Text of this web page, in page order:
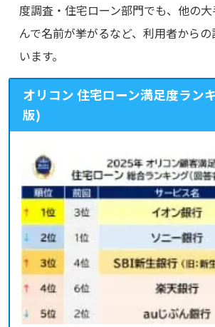
度調査・住宅ローン部門でも、他の
んで名前が挙がるなど、利用者から
います。
オリコン 住宅ローン満足度ラン
版)